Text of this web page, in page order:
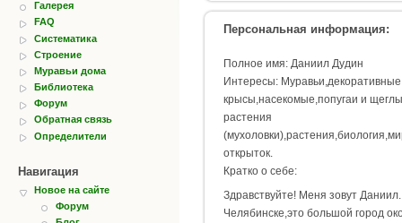
Галерея
FAQ
Систематика
Строение
Муравьи дома
Библиотека
Форум
Обратная связь
Определители
Навигация
Новое на сайте
Форум
Персональная информация:
Полное имя: Даниил Дудин
Интересы: Муравьи,декоративные
крысы,насекомые,попугаи и
растения
открыток.
Кратко о себе:
Здравствуйте! Меня зовут
Челябинске,это большой город